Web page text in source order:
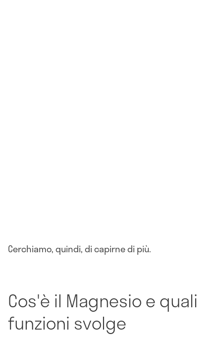
Cerchiamo, quindi, di capirne di più.
Cos'è il Magnesio e quali
funzioni svolge